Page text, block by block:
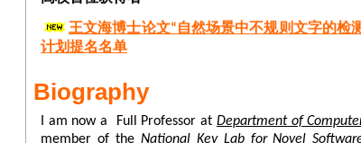
王文海博士论文“自然场景中不规则文字的检
计划提名名单
实 验室博士生李志琦入选南京大学年度十大人
实 验室王文海、陈喆、李志琦等提出的
力论文第10名；近三年来实验室在计算机视觉三
论文
Biography
I am now a Full Professor at Department of
member of the National Key Lab for Novel